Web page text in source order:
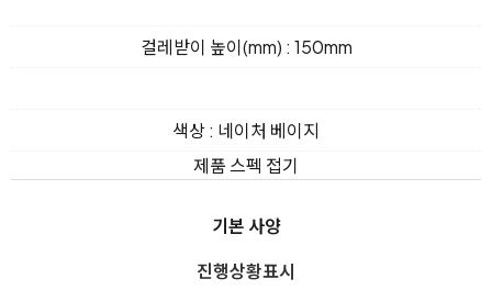
걸레받이 높이(mm) : 150mm
색상 : 네이처 베이지
제품 스펙 접기
기본 사양
진행상황표시